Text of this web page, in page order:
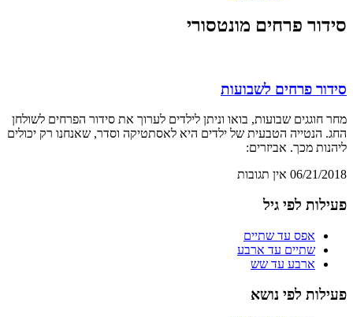
סידור פרחים מונטסורי
סידור פרחים לשבועות
מחר חוגגים שבועות, בואו וניתן לילדים לערוך את סידור הפרחים לשולחן
החג. הנטייה הטבעית של ילדים היא לאסתטיקה וסדר, שאנחנו רק יכולים
ליהנות מכך. אביזרים:
06/21/2018 אין תגובות
פעילות לפי גיל
אפס עד שתיים
שתיים עד ארבע
ארבע עד שש
פעילות לפי נושא